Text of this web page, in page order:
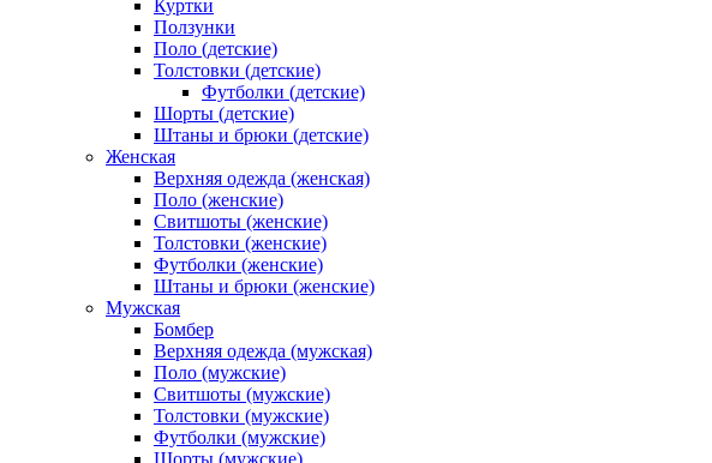
Куртки
Ползунки
Поло (детские)
Толстовки (детские)
Футболки (детские)
Шорты (детские)
Штаны и брюки (детские)
Женская
Верхняя одежда (женская)
Поло (женские)
Свитшоты (женские)
Толстовки (женские)
Футболки (женские)
Штаны и брюки (женские)
Мужская
Бомбер
Верхняя одежда (мужская)
Поло (мужские)
Свитшоты (мужские)
Толстовки (мужские)
Футболки (мужские)
Шорты (мужские)